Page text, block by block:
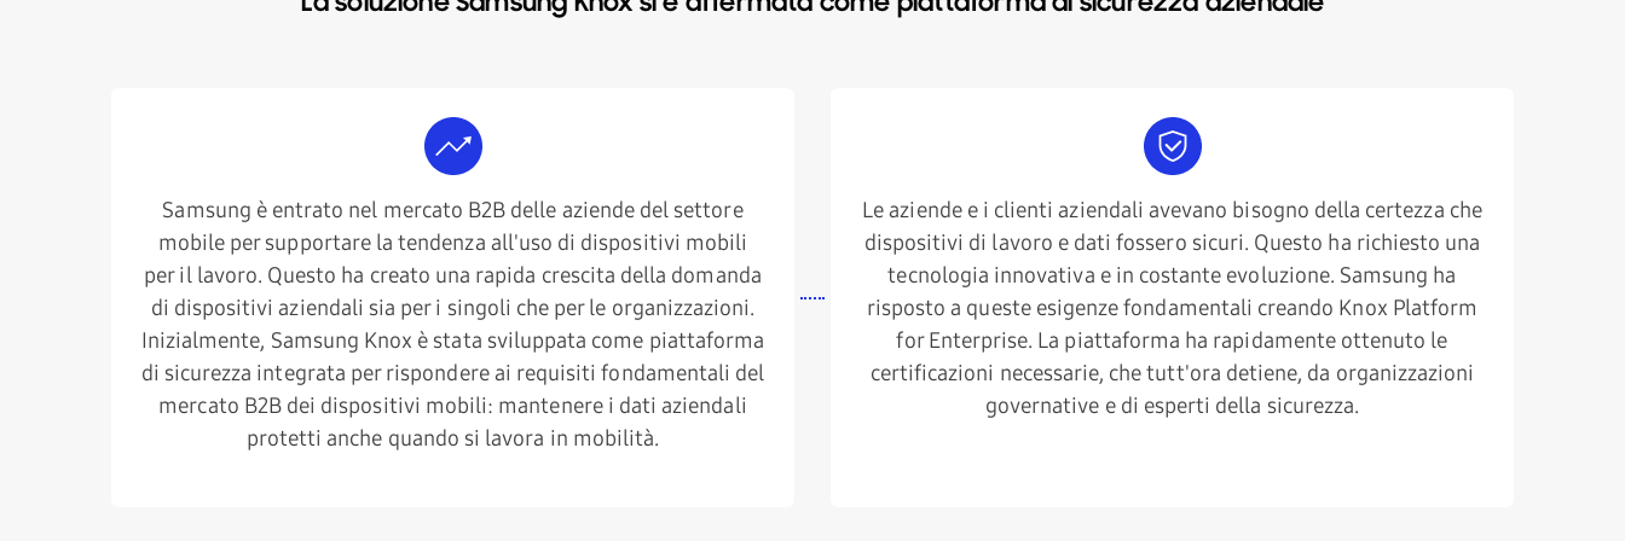
o
Samsung è entrato nel mercato B2B delle aziende del settore
mobile per supportare la tendenza all'uso di dispositivi mobili
per il lavoro. Questo ha creato una rapida crescita della domanda
di dispositivi aziendali sia per i singoli che per le organizzazioni.
Inizialmente, Samsung Knox è stata sviluppata come piattaforma
di sicurezza integrata per rispondere ai requisiti fondamentali del
mercato B2B dei dispositivi mobili: mantenere i dati aziendali
protetti anche quando si lavora in mobilità.
Le aziende e i clienti aziendali avevano bisogno della certezza che
dispositivi di lavoro e dati fossero sicuri. Questo ha richiesto una
tecnologia innovativa e in costante evoluzione. Samsung ha
risposto a queste esigenze fondamentali creando Knox Platform
for Enterprise. La piattaforma ha rapidamente ottenuto le
certificazioni necessarie, che tutt'ora detiene, da organizzazioni
governative e di esperti della sicurezza.